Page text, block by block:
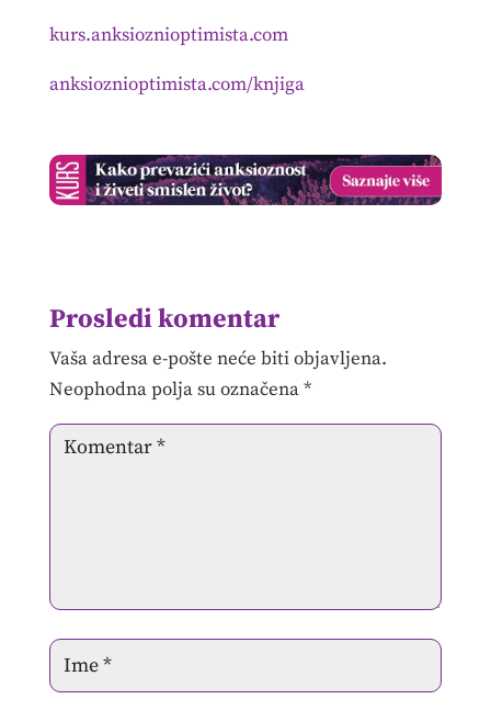
kurs.anksioznioptimista.com
anksioznioptimista.com/knjiga
Prosledi komentar
Vaša adresa e-pošte neće biti objavljena.
Neophodna polja su označena*